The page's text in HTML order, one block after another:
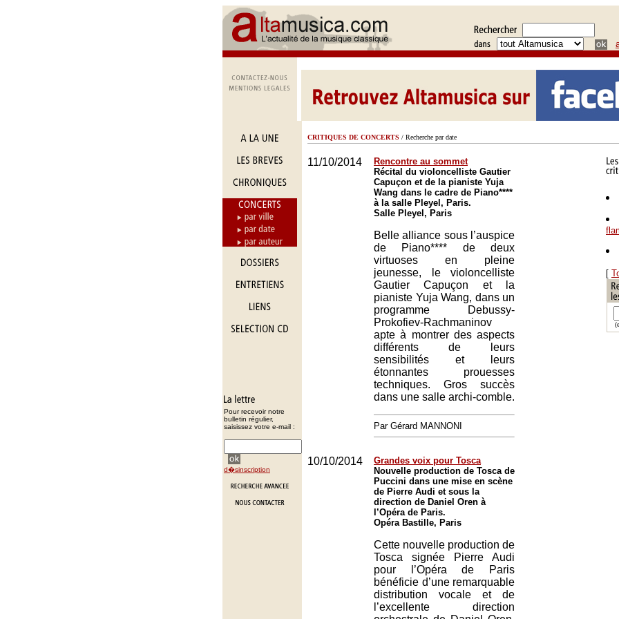
Pour recevoir notre
bulletin régulier,
saisissez votre e-mail :
d�sinscription
CRITIQUES DE CONCERTS / Recherche par date
11/10/2014
Rencontre au sommet
Récital du violoncelliste Gautier
Capuçon et de la pianiste Yuja
Wang dans le cadre de Piano****
à la salle Pleyel, Paris.
Salle Pleyel, Paris
Belle alliance sous l’auspice
de Piano**** de deux
virtuoses en pleine
jeunesse, le violoncelliste
Gautier Capuçon et la
pianiste Yuja Wang, dans un
programme Debussy-
Prokofiev-Rachmaninov
apte à montrer des aspects
différents de leurs
sensibilités et leurs
étonnantes prouesses
techniques. Gros succès
dans une salle archi-comble.
Par Gérard MANNONI
10/10/2014
Grandes voix pour Tosca
Nouvelle production de Tosca de
Puccini dans une mise en scène
de Pierre Audi et sous la
direction de Daniel Oren à
l’Opéra de Paris.
Opéra Bastille, Paris
Cette nouvelle production de
Tosca signée Pierre Audi
pour l’Opéra de Paris
bénéficie d’une remarquable
distribution vocale et de
l’excellente direction
[